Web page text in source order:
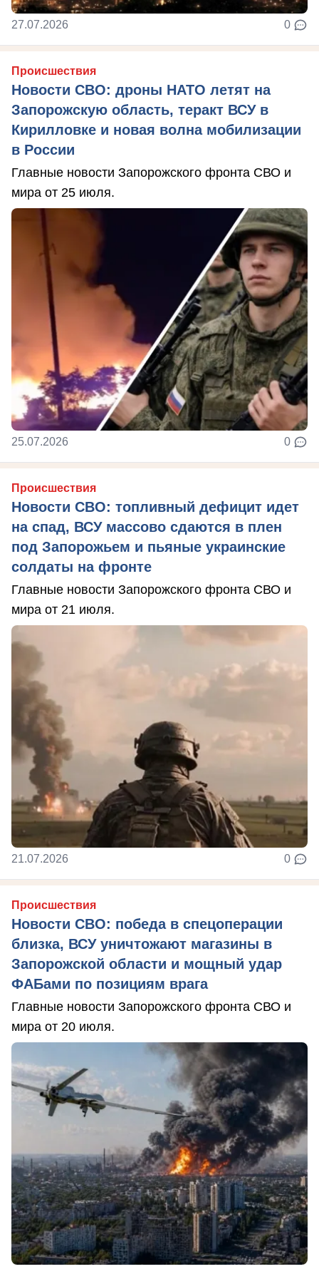
27.07.2026 0
Происшествия
Новости СВО: дроны НАТО летят на
Запорожскую область, теракт ВСУ в
Кирилловке и новая волна мобилизации
в России
Главные новости Запорожского фронта СВО и
мира от 25 июля.
25.07.2026 0
Происшествия
Новости СВО: топливный дефицит идет
на спад, ВСУ массово сдаются в плен
под Запорожьем и пьяные украинские
солдаты на фронте
Главные новости Запорожского фронта СВО и
мира от 21 июля.
21.07.2026 0
Происшествия
Новости СВО: победа в спецоперации
близка, ВСУ уничтожают магазины в
Запорожской области и мощный удар
ФАБами по позициям врага
Главные новости Запорожского фронта СВО и
мира от 20 июля.